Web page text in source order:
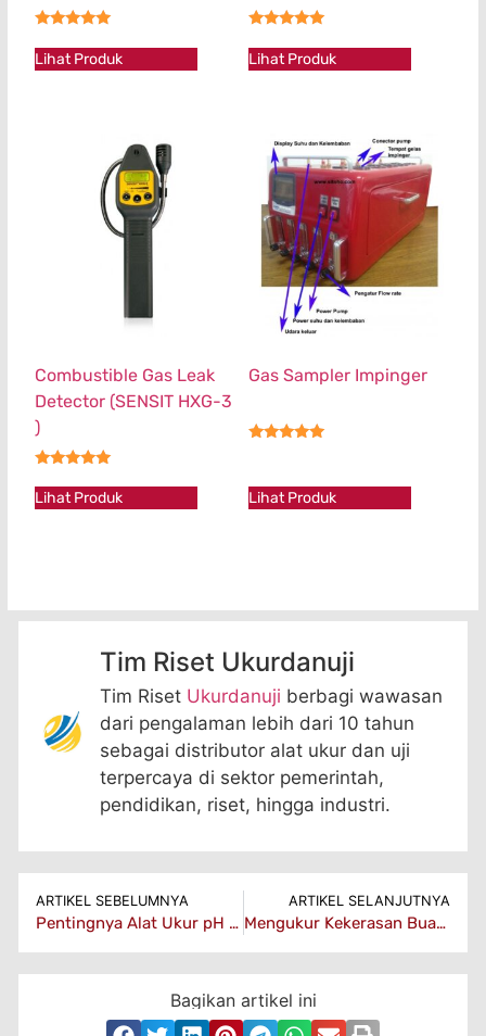
Lihat Produk Lihat Produk
Combustible Gas Leak
Detector (SENSIT HXG-3
)
Lihat Produk
Gas Sampler Impinger
Lihat Produk
Tim Riset Ukurdanuji
Tim Riset Ukurdanuji berbagi wawasan
dari pengalaman lebih dari 10 tahun
sebagai distributor alat ukur dan uji
terpercaya di sektor pemerintah,
pendidikan, riset, hingga industri.
ARTIKEL SEBELUMNYA
Pentingnya Alat Ukur pH untuk Kualitas Air dan Tanah
ARTIKEL SELANJUTNYA
Mengukur Kekerasan Buah: Kualitas dan Kesegaran Terjamin
Bagikan artikel ini